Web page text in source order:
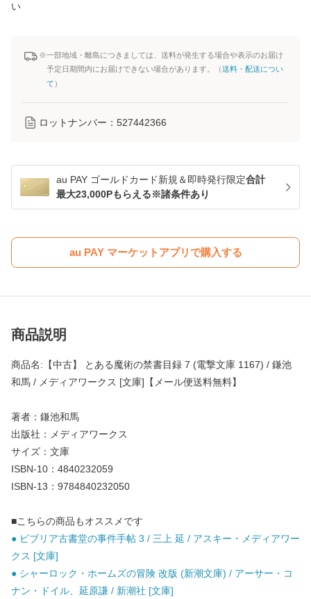
い
※一部地域・離島につきましては、送料が発生する場合や表示のお届け
予定日期間内にお届けできない場合があります。（送料・配送につい
て ）
ロットナンバー： 527442366
au PAY ゴールドカード新規＆即時発行限定合計
最大23,000Pもらえる※諸条件あり
au PAY マーケットアプリで購入する
商品説明
商品名:【中古】 とある魔術の禁書目録 7 (電撃文庫 1167) / 鎌池
和馬 / メディアワークス [文庫]【メール便送料無料】
著者：鎌池和馬
出版社：メディアワークス
サイズ：文庫
ISBN-10：4840232059
ISBN-13：9784840232050
■こちらの商品もオススメです
● ビブリア古書堂の事件手帖 3 / 三上 延 / アスキー・メディアワー
クス [文庫]
● シャーロック・ホームズの冒険 改版 (新潮文庫) / アーサー・コ
ナン・ドイル、延原謙 / 新潮社 [文庫]